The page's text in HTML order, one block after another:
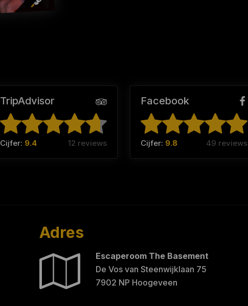
TripAdvisor
Cijfer: 9.4 12 reviews
Facebook
Cijfer: 9.8 49 reviews
Adres
Escaperoom The Basement
De Vos van Steenwijklaan 75
7902 NP Hoogeveen